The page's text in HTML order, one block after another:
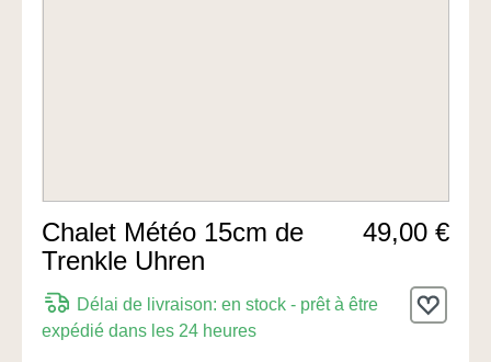
Chalet Météo 15cm de
Trenkle Uhren
49,00 €
Délai de livraison: en stock - prêt à être
expédié dans les 24 heures